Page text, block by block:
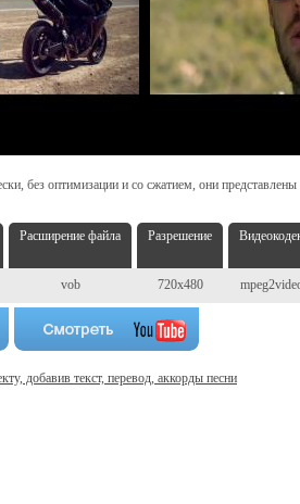
без оптимизации и со сжатием, они
Расширение файла Разрешение
vob 720x480
добавив текст, перевод, аккорды песни